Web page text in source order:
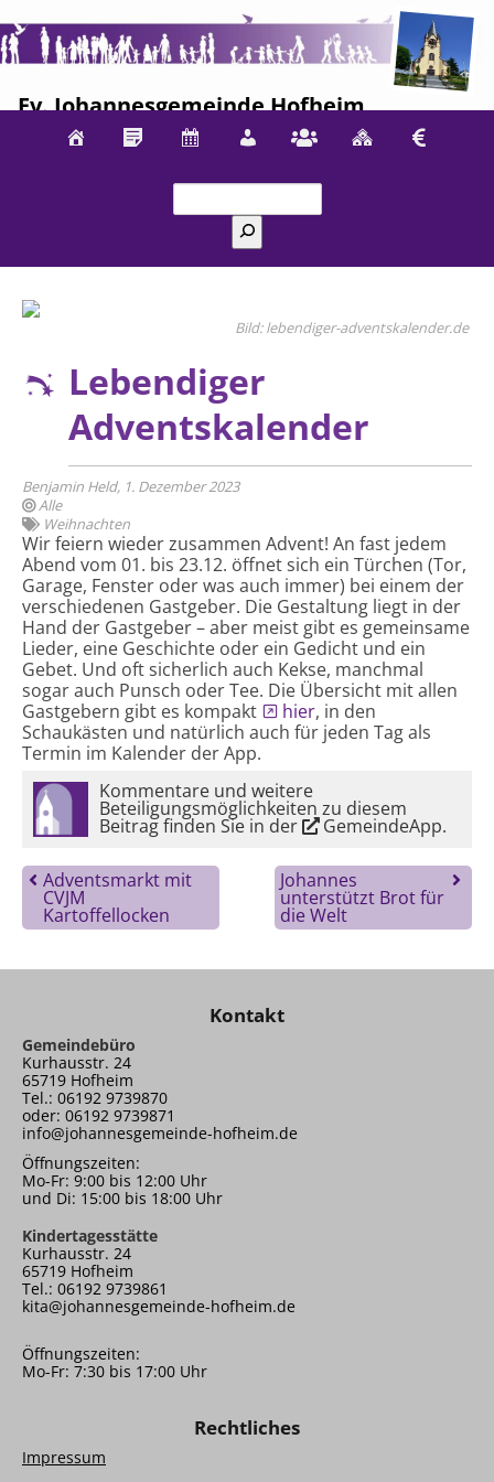
Ev. Johannesgemeinde Hofheim
lebendiger-adventskalender.de
Lebendiger
Adventskalender
Benjamin Held, 1. Dezember 2023
Alle
Weihnachten
Wir feiern wieder zusammen Advent! An fast jedem
Abend vom 01. bis 23.12. öffnet sich ein Türchen (Tor,
Garage, Fenster oder was auch immer) bei einem der
verschiedenen Gastgeber. Die Gestaltung liegt in der
Hand der Gastgeber – aber meist gibt es gemeinsame
Lieder, eine Geschichte oder ein Gedicht und ein
Gebet. Und oft sicherlich auch Kekse, manchmal
sogar auch Punsch oder Tee. Die Übersicht mit allen
Gastgebern gibt es kompakt
hier, in den
Schaukästen und natürlich auch für jeden Tag als
Termin im Kalender der App.
Kommentare und weitere
Beteiligungsmöglichkeiten zu diesem
Beitrag finden Sie in der GemeindeApp.
Adventsmarkt mit
CVJM
Kartoffellocken
Johannes
unterstützt Brot für
die Welt
Kontakt
Gemeindebüro
Kurhausstr. 24
65719 Hofheim
Tel.: 06192 9739870
oder: 06192 9739871
info@johannesgemeinde-hofheim.de
Öffnungszeiten:
Mo-Fr: 9:00 bis 12:00 Uhr
und Di: 15:00 bis 18:00 Uhr
Kindertagesstätte
Kurhausstr. 24
65719 Hofheim
Tel.: 06192 9739861
kita@johannesgemeinde-hofheim.de
Öffnungszeiten:
Mo-Fr: 7:30 bis 17:00 Uhr
Rechtliches
Impressum